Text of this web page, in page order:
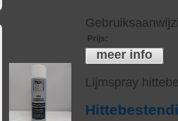
Prijs:
meer info
Lijmspray